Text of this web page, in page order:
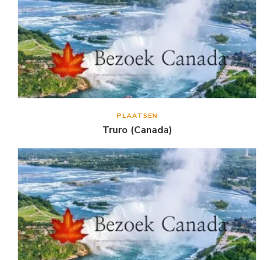
PLAATSEN
Truro (Canada)